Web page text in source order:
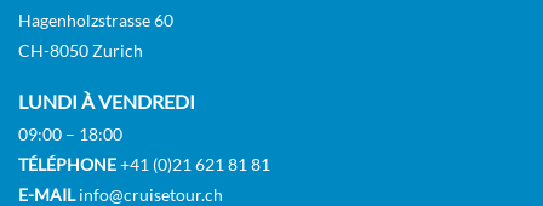
der wirklich alles zusammenbringt.
Hagenholzstrasse 60
CH-8050 Zurich
LUNDI À VENDREDI
09:00 – 18:00
TÉLÉPHONE+41 (0)21 621 81 81
E-MAILinfo@cruisetour.ch